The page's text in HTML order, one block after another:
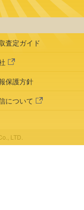
査定ガイド
保護方針
について
LTD.